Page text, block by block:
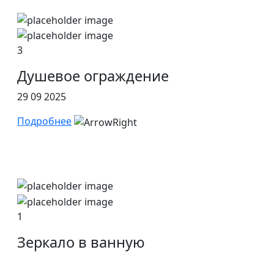
3
Душевое ограждение
29 09 2025
Подробнее
1
Зеркало в ванную